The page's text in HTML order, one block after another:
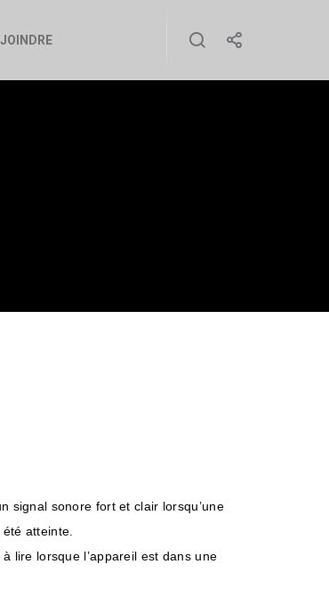
signal sonore fort et clair lorsqu’une
atteinte.
lire lorsque l’appareil est dans une